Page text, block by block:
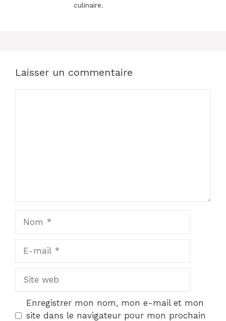
culinaire.
Laisser un commentaire
mail
web
Enregistrer mon nom, mon e-mail et mon
site dans le navigateur pour mon prochain